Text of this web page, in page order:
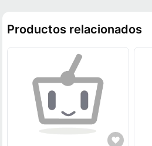
Productos relacionados